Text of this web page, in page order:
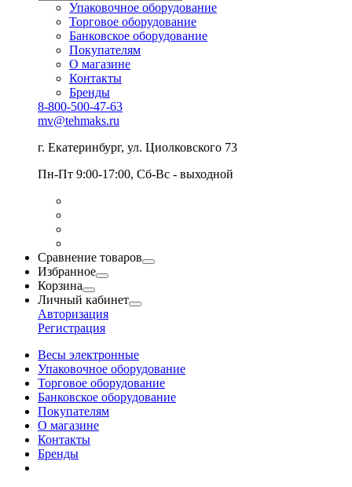
Упаковочное оборудование
Торговое оборудование
Банковское оборудование
Покупателям
О магазине
Контакты
Бренды
8-800-500-47-63
mv@tehmaks.ru
г. Екатеринбург, ул. Циолковского 73
Пн-Пт 9:00-17:00, Сб-Вс - выходной
Сравнение товаров
Избранное
Корзина
Личный кабинет
Авторизация
Регистрация
Весы электронные
Упаковочное оборудование
Торговое оборудование
Банковское оборудование
Покупателям
О магазине
Контакты
Бренды